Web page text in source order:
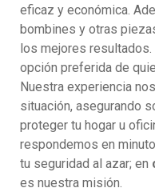
eficaz y económica.
bombines y otras
los mejores resultados.
opción preferida de
Nuestra experiencia
situación, asegurando
proteger tu hogar u
respondemos en
tu seguridad al azar; en
es nuestra misión.